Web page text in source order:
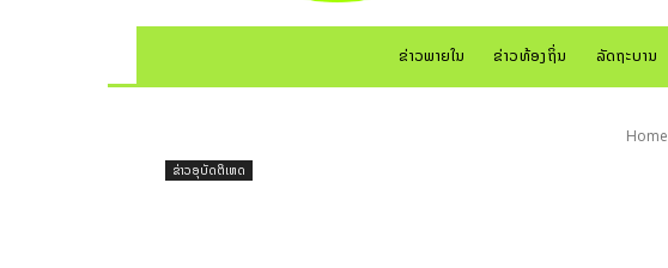
ຂ່າວພາຍໃນ ຂ່າວທ້ອງຖິ່ນ ລັດຖະບານ
Home
ຂ່າວອຸບັດຕິເຫດ